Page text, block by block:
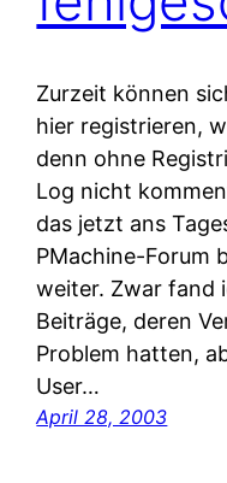
Zurzeit können
hier registrieren,
denn ohne
Log nicht
das jetzt ans
PMachine-Forum
weiter. Zwar fand
Beiträge, deren
Problem hatten,
User…
April 28, 2003